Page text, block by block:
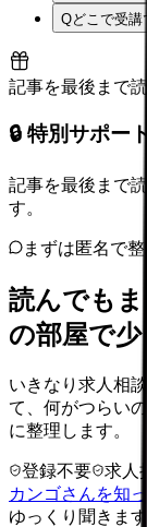
Qどこで受講
記事を最後まで読
🔒 特別サポー
記事を最後まで
す。
まずは匿名で整
読んでも
の部屋で少
いきなり求人相
て、何がつらい
に整理します。
登録不要 求人
カンゴさんを知
ゆっくり聞きます